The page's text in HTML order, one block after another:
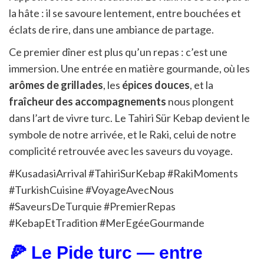
la hâte : il se savoure lentement, entre bouchées et
éclats de rire, dans une ambiance de partage.
Ce premier dîner est plus qu’un repas : c’est une
immersion. Une entrée en matière gourmande, où les
arômes de grillades, les épices douces, et la
fraîcheur des accompagnements nous plongent
dans l’art de vivre turc. Le Tahiri Sür Kebap devient le
symbole de notre arrivée, et le Raki, celui de notre
complicité retrouvée avec les saveurs du voyage.
#KusadasiArrival #TahiriSurKebap #RakiMoments
#TurkishCuisine #VoyageAvecNous
#SaveursDeTurquie #PremierRepas
#KebapEtTradition #MerEgéeGourmande
🍕 Le Pide turc — entre